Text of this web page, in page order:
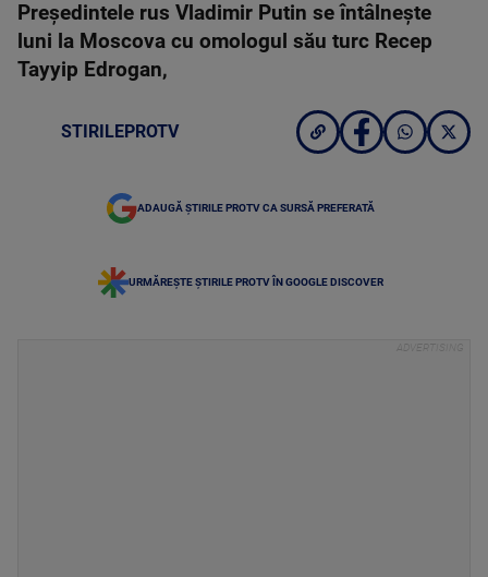
Preşedintele rus Vladimir Putin se întâlneşte
luni la Moscova cu omologul său turc Recep
Tayyip Edrogan,
STIRILEPROTV
ADAUGĂ ȘTIRILE PROTV CA SURSĂ PREFERATĂ
URMĂREȘTE ȘTIRILE PROTV ÎN GOOGLE DISCOVER